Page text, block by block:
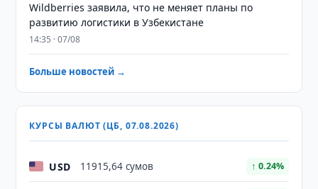
Wildberries заявила, что не меняет планы по
развитию логистики в Узбекистане
14:35 · 07/08
Больше новостей →
КУРСЫ ВАЛЮТ (ЦБ, 07.08.2026)
USD 11915,64 сумов ↑ 0.24%